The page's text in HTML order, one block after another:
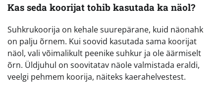
Kas seda koorijat tohib kasutada ka näol?
Suhkrukoorija on kehale suurepärane, kuid näonahk
on palju õrnem. Kui soovid kasutada sama koorijat
näol, vali võimalikult peenike suhkur ja ole äärmiselt
õrn. Üldjuhul on soovitatav näole valmistada eraldi,
veelgi pehmem koorija, näiteks kaerahelvestest.